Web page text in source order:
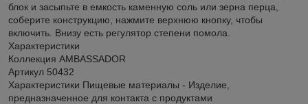
блок и засыпьте в емкость каменную соль или зерна перца,
соберите конструкцию, нажмите верхнюю кнопку, чтобы
включить. Внизу есть регулятор степени помола.
Характеристики
Коллекция AMBASSADOR
Артикул 50432
Характеристики Пищевые материалы - Изделие,
предназначенное для контакта с продуктами